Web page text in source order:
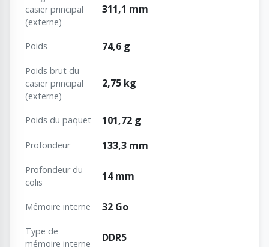
casier principal
(externe)
311,1 mm
Poids 74,6 g
Poids brut du
casier principal
(externe)
2,75 kg
Poids du paquet 101,72 g
Profondeur 133,3 mm
Profondeur du
colis
14 mm
Mémoire interne 32 Go
Type de
mémoire interne
DDR5